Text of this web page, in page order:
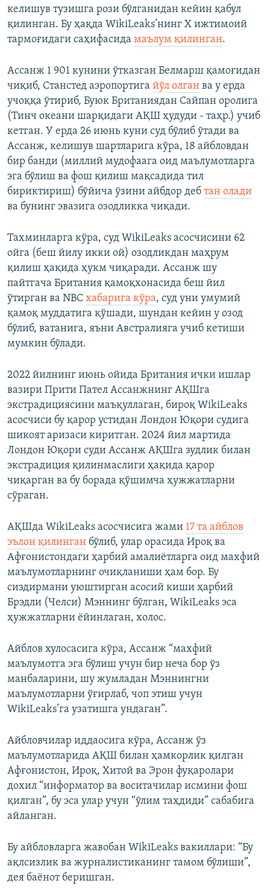
келишув тузишга рози бўлганидан кейин қабул
қилинган. Бу ҳақда WikiLeaks’нинг Х ижтимоий
тармоғидаги саҳифасида маълум қилинган.
Ассанж 1 901 кунини ўтказган Белмарш қамоғидан
чиқиб, Станстед аэропортига йўл олган ва у ерда
учоққа ўтириб, Буюк Британиядан Сайпан оролига
(Тинч океани шарқидаги АҚШ ҳудуди - таҳр.) учиб
кетган. У ерда 26 июнь куни суд бўлиб ўтади ва
Ассанж, келишув шартларига кўра, 18 айбловдан
бир банди (миллий мудофаага оид маълумотларга
эга бўлиш ва фош қилиш мақсадида тил
бириктириш) бўйича ўзини айбдор деб тан олади
ва бунинг эвазига озодликка чиқади.
Тахминларга кўра, суд WikiLeaks асосчисини 62
ойга (беш йилу икки ой) озодликдан маҳрум
қилиш ҳақида ҳукм чиқаради. Ассанж шу
пайтгача Британия қамоқхонасида беш йил
ўтирган ва NBC хабарига кўра, суд уни умумий
қамоқ муддатига қўшади, шундан кейин у озод
бўлиб, ватанига, яъни Австралияга учиб кетиши
мумкин бўлади.
2022 йилнинг июнь ойида Британия ички ишлар
вазири Прити Пател Ассанжнинг АҚШга
экстрадициясини маъқуллаган, бироқ WikiLeaks
асосчиси бу қарор устидан Лондон Юқори судига
шикоят аризаси киритган. 2024 йил мартида
Лондон Юқори суди Ассанж АҚШга зудлик билан
экстрадиция қилинмаслиги ҳақида қарор
чиқарган ва бу борада қўшимча ҳужжатларни
сўраган.
АҚШда WikiLeaks асосчисига жами 17 та айблов
эълон қилинган бўлиб, улар орасида Ироқ ва
Афғонистондаги ҳарбий амалиётларга оид махфий
маълумотларнинг очиқланиши ҳам бор. Бу
сиздирмани уюштирган асосий киши ҳарбий
Брэдли (Челси) Мэннинг бўлган, WikiLeaks эса
ҳужжатларни ёйинлаган, холос.
Айблов хулосасига кўра, Ассанж “махфий
маълумотга эга бўлиш учун бир неча бор ўз
манбаларини, шу жумладан Мэннингни
маълумотларни ўғирлаб, чоп этиш учун
WikiLeaks’га узатишга ундаган”.
Айбловчилар иддаосига кўра, Ассанж ўз
маълумотларида АҚШ билан ҳамкорлик қилган
Афғонистон, Ироқ, Хитой ва Эрон фуқаролари
дохил “информатор ва воситачилар исмини фош
қилган”, бу эса улар учун “ўлим таҳдиди” сабабига
айланган.
Бу айбловларга жавобан WikiLeaks вакиллари: “Бу
ақлсизлик ва журналистиканинг тамом бўлиши”,
дея баёнот беришган.